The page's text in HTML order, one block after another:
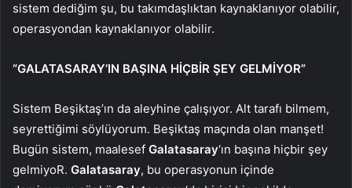
sistem dediğim şu, bu takımdaşlıktan kaynaklanıyor olabilir,
operasyondan kaynaklanıyor olabilir.
“GALATASARAY’IN BAŞINA HİÇBİR ŞEY GELMİYOR”
Sistem Beşiktaş’ın da aleyhine çalışıyor. Alt tarafı bilmem,
seyrettiğimi söylüyorum. Beşiktaş maçında olan manşet!
Bugün sistem, maalesef Galatasaray‘ın başına hiçbir şey
gelmiyoR. Galatasaray, bu operasyonun içinde